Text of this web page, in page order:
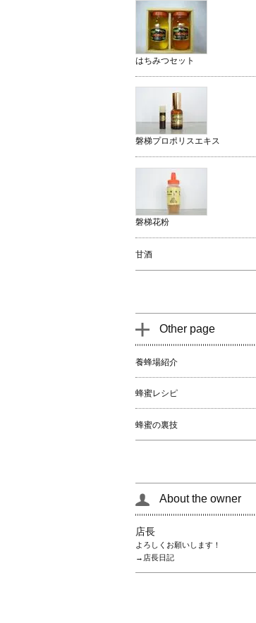
はちみつセット
磐梯プロポリスエキス
磐梯花粉
甘酒
Other page
養蜂場紹介
蜂蜜レシピ
蜂蜜の裏技
About the owner
店長
よろしくお願いします！
→店長日記